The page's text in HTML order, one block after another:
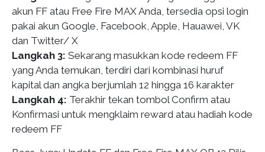
akun FF atau Free Fire MAX Anda, tersedia opsi login
pakai akun Google, Facebook, Apple, Hauawei, VK
dan Twitter/ X
Langkah 3: Sekarang masukkan kode redeem FF
yang Anda temukan, terdiri dari kombinasi huruf
kapital dan angka berjumlah 12 hingga 16 karakter
Langkah 4: Terakhir tekan tombol Confirm atau
Konfirmasi untuk mengklaim reward atau hadiah kode
redeem FF